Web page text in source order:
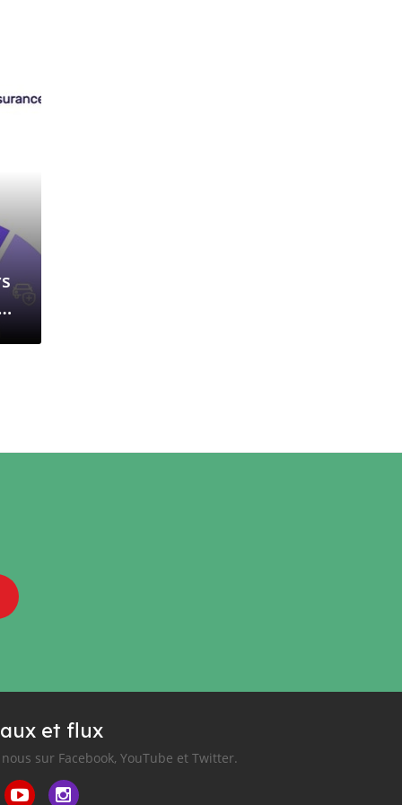
et flux
sur Facebook, YouTube et Twitter.